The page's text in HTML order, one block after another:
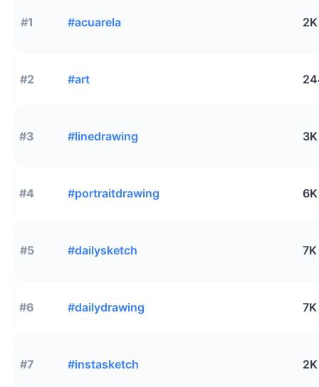
#1 #acuarela 2K
#2 #art
#3 #linedrawing 3K
#4 #portraitdrawing 6K
#5 #dailysketch 7K
#6 #dailydrawing 7K
#7 #instasketch 2K